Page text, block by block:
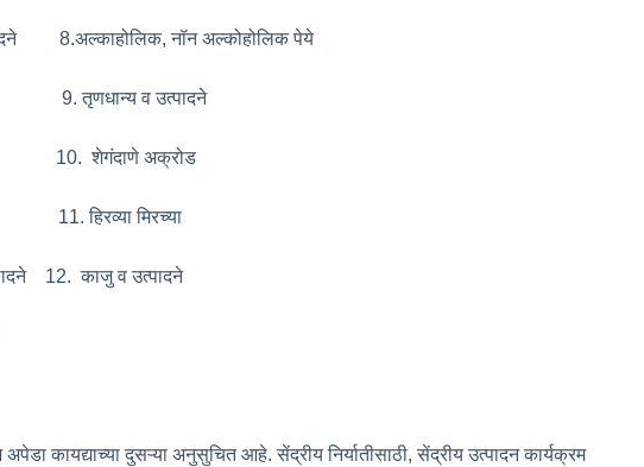
8.अल्काहोलिक, नॉन अल्कोहोलिक पेये
तृणधान्य व उत्पादने
10. शेगंदाणे अक्रोड
‍हिरव्या मिरच्या
12. काजु व उत्पादने
कायद्याच्या दुसऱ्या अनुसुचित आहे. सेंद्रीय निर्यातीसाठी, सेंद्रीय उत्पादन कार्यक्रम